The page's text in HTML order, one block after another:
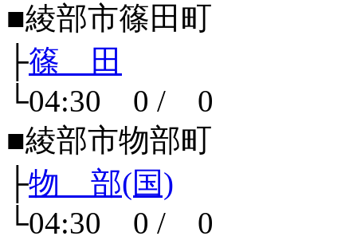
■綾部市篠田町
├篠 田
└04:30 0 / 0
■綾部市物部町
├物 部(国)
└04:30 0 / 0